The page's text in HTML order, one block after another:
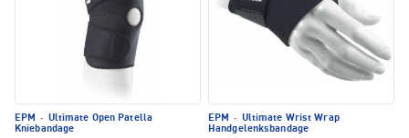
EPM · Ultimate Open Patella
Kniebandage
EPM · Ultimate Wrist Wrap
Handgelenksbandage